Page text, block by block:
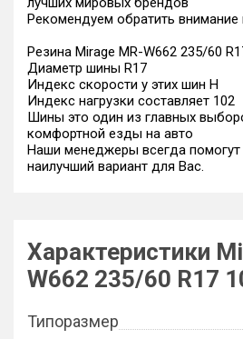
Рекомендуем обратить
Резина Mirage MR-W662 235/60
Диаметр шины R17
Индекс скорости у этих шин H
Индекс нагрузки составляет 102
Шины это один из главных
комфортной езды на авто
Наши менеджеры всегда помогут
наилучший вариант для Вас.
Характеристики
W662 235/60 R17
Типоразмер